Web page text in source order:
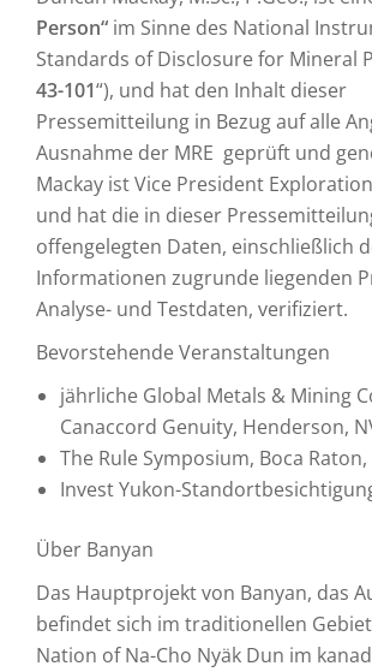
Person“ im Sinne des National
Standards of Disclosure for Mineral
43-101“), und hat den Inhalt dieser
Pressemitteilung in Bezug auf alle
Ausnahme der MRE geprüft und
Mackay ist Vice President
und hat die in dieser
offengelegten Daten, einschließlich
Informationen zugrunde liegenden
Analyse- und Testdaten, verifiziert.
Bevorstehende Veranstaltungen
jährliche Global Metals & Mining
Canaccord Genuity, Henderson,
The Rule Symposium, Boca Raton,
Invest Yukon-
Über Banyan
Das Hauptprojekt von Banyan, das
befindet sich im traditionellen
Nation of Na-Cho Nyäk Dun im